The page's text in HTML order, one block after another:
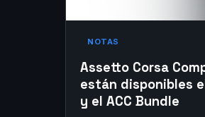
NOTAS
Assetto Corsa
están disponibles
y el ACC Bundle